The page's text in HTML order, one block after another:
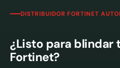
DISTRIBUIDOR FORTINET
¿Listo para blindar
Fortinet?